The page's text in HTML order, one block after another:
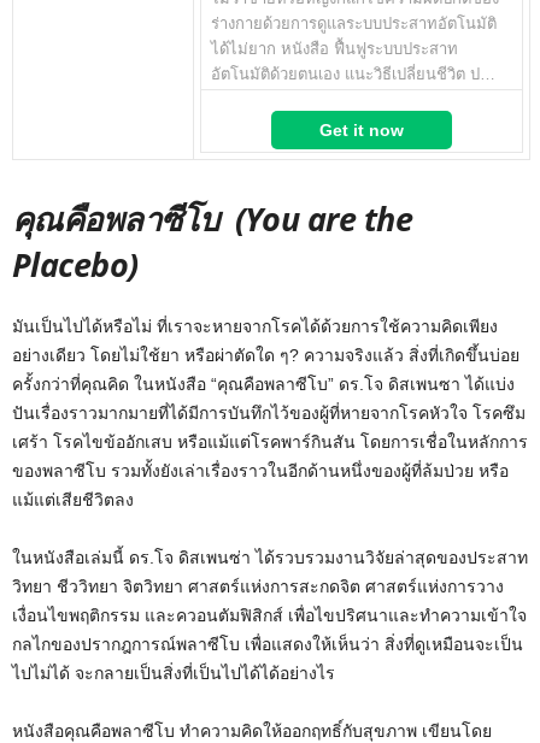
ร่างกายด้วยการดูแลระบบประสาทอัตโนมัติ
ได้ไม่ยาก หนังสือ ฟื้นฟูระบบประสาท
อัตโนมัติด้วยตนเอง แนะวิธีเปลี่ยนชีวิต ป…
Get it now
คุณคือพลาซีโบ (You are the
Placebo)
มันเป็นไปได้หรือไม่ ที่เราจะหายจากโรคได้ด้วยการใช้ความคิดเพียง
อย่างเดียว โดยไม่ใช้ยา หรือผ่าตัดใด ๆ? ความจริงแล้ว สิ่งที่เกิดขึ้นบ่อย
ครั้งกว่าที่คุณคิด ในหนังสือ “คุณคือพลาซีโบ” ดร.โจ ดิสเพนซา ได้แบ่ง
ปันเรื่องราวมากมายที่ได้มีการบันทึกไว้ของผู้ที่หายจากโรคหัวใจ โรคซึม
เศร้า โรคไขข้ออักเสบ หรือแม้แต่โรคพาร์กินสัน โดยการเชื่อในหลักการ
ของพลาซีโบ รวมทั้งยังเล่าเรื่องราวในอีกด้านหนึ่งของผู้ที่ล้มป่วย หรือ
แม้แต่เสียชีวิตลง
ในหนังสือเล่มนี้ ดร.โจ ดิสเพนซ่า ได้รวบรวมงานวิจัยล่าสุดของประสาท
วิทยา ชีววิทยา จิตวิทยา ศาสตร์แห่งการสะกดจิต ศาสตร์แห่งการวาง
เงื่อนไขพฤติกรรม และควอนตัมฟิสิกส์ เพื่อไขปริศนาและทำความเข้าใจ
กลไกของปรากฎการณ์พลาซีโบ เพื่อแสดงให้เห็นว่า สิ่งที่ดูเหมือนจะเป็น
ไปไม่ได้ จะกลายเป็นสิ่งที่เป็นไปได้ได้อย่างไร
หนังสือคุณคือพลาซีโบ ทำความคิดให้ออกฤทธิ์กับสุขภาพ เขียนโดย